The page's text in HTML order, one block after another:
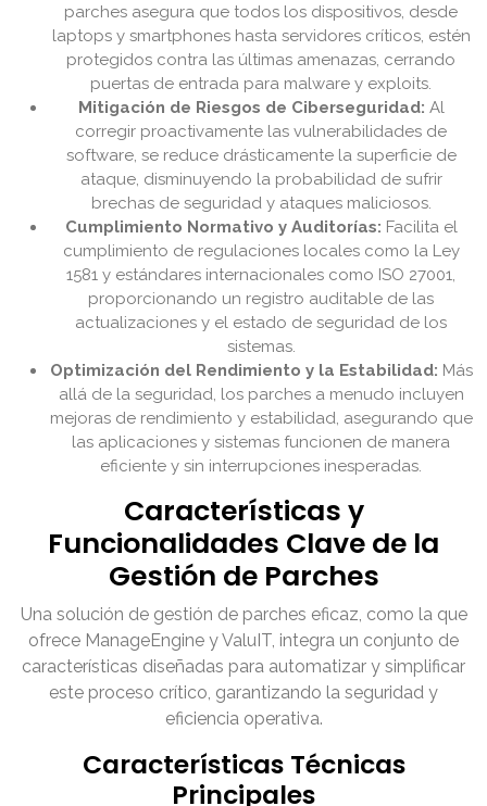
parches asegura que todos los dispositivos, desde
laptops y smartphones hasta servidores críticos, estén
protegidos contra las últimas amenazas, cerrando
puertas de entrada para malware y exploits.
Mitigación de Riesgos de Ciberseguridad: Al
corregir proactivamente las vulnerabilidades de
software, se reduce drásticamente la superficie de
ataque, disminuyendo la probabilidad de sufrir
brechas de seguridad y ataques maliciosos.
Cumplimiento Normativo y Auditorías: Facilita el
cumplimiento de regulaciones locales como la Ley
1581 y estándares internacionales como ISO 27001,
proporcionando un registro auditable de las
actualizaciones y el estado de seguridad de los
sistemas.
Optimización del Rendimiento y la Estabilidad: Más
allá de la seguridad, los parches a menudo incluyen
mejoras de rendimiento y estabilidad, asegurando que
las aplicaciones y sistemas funcionen de manera
eficiente y sin interrupciones inesperadas.
Características y
Funcionalidades Clave de la
Gestión de Parches
Una solución de gestión de parches eficaz, como la que
ofrece ManageEngine y ValuIT, integra un conjunto de
características diseñadas para automatizar y simplificar
este proceso crítico, garantizando la seguridad y
eficiencia operativa.
Características Técnicas
Principales